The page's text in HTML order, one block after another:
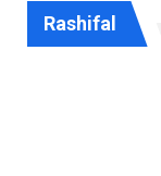
Rashifal